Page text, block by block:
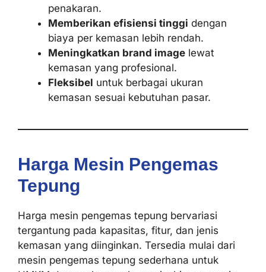
penakaran.
Memberikan efisiensi tinggi dengan
biaya per kemasan lebih rendah.
Meningkatkan brand image lewat
kemasan yang profesional.
Fleksibel untuk berbagai ukuran
kemasan sesuai kebutuhan pasar.
Harga Mesin Pengemas
Tepung
Harga mesin pengemas tepung bervariasi
tergantung pada kapasitas, fitur, dan jenis
kemasan yang diinginkan. Tersedia mulai dari
mesin pengemas tepung sederhana untuk